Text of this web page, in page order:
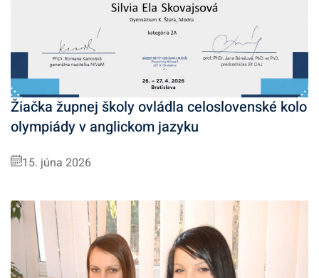
Žiačka župnej školy ovládla celoslovenské kolo
olympiády v anglickom jazyku
15. júna 2026